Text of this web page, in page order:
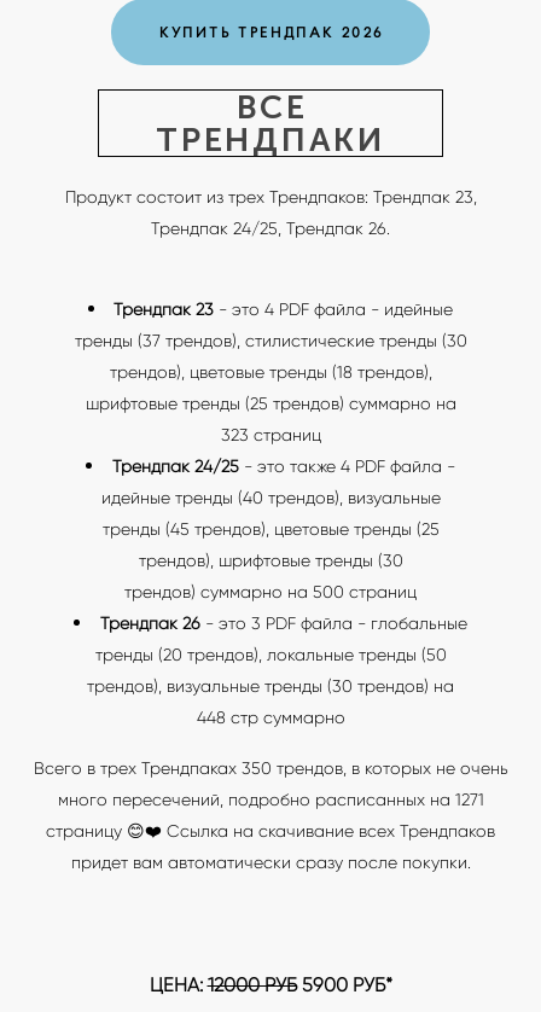
КУПИТЬ ТРЕНДПАК 2026
ВСЕ
ТРЕНДПАКИ
Продукт состоит из трех Трендпаков: Трендпак 23,
Трендпак 24/25, Трендпак 26.
Трендпак 23 - это 4 PDF файла - идейные
тренды (37 трендов), стилистические тренды (30
трендов), цветовые тренды (18 трендов),
шрифтовые тренды (25 трендов) суммарно на
323 страниц
Трендпак 24/25- это также 4 PDF файла -
идейные тренды (40 трендов), визуальные
тренды (45 трендов), цветовые тренды (25
трендов), шрифтовые тренды (30
трендов) суммарно на 500 страниц
Трендпак 26- это 3 PDF файла - глобальные
тренды (20 трендов), локальные тренды (50
трендов), визуальные тренды (30 трендов) на
448 стр суммарно
Всего в трех Трендпаках 350 трендов, в которых не очень
много пересечений, подробно расписанных на 1271
страницу 😊❤️ Ссылка на скачивание всех Трендпаков
придет вам автоматически сразу после покупки.
ЦЕНА:12000 РУБ5900 РУБ*